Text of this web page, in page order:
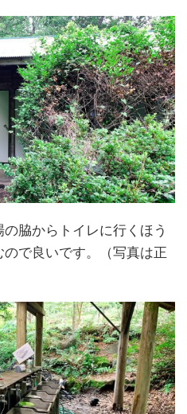
脇からトイレに行くほう
で良いです。（写真は正